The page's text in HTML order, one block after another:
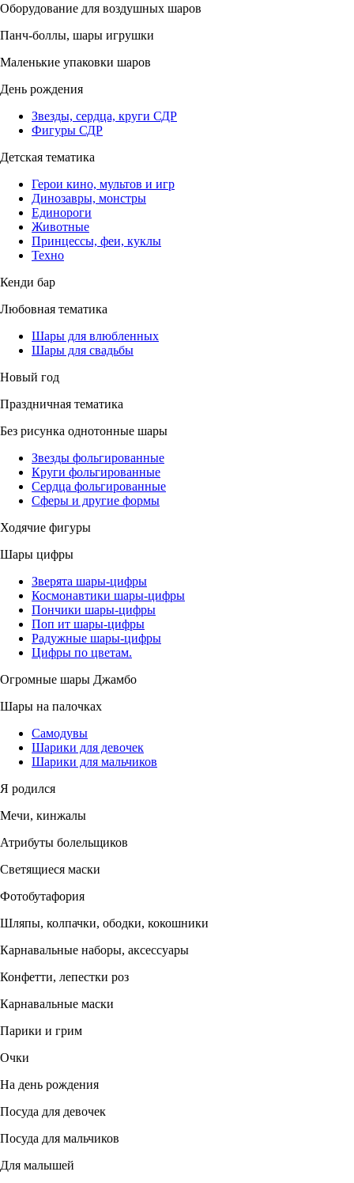
Оборудование для воздушных шаров
Панч-боллы, шары игрушки
Маленькие упаковки шаров
День рождения
Звезды, сердца, круги СДР
Фигуры СДР
Детская тематика
Герои кино, мультов и игр
Динозавры, монстры
Единороги
Животные
Принцессы, феи, куклы
Техно
Кенди бар
Любовная тематика
Шары для влюбленных
Шары для свадьбы
Новый год
Праздничная тематика
Без рисунка однотонные шары
Звезды фольгированные
Круги фольгированные
Сердца фольгированные
Сферы и другие формы
Ходячие фигуры
Шары цифры
Зверята шары-цифры
Космонавтики шары-цифры
Пончики шары-цифры
Поп ит шары-цифры
Радужные шары-цифры
Цифры по цветам.
Огромные шары Джамбо
Шары на палочках
Самодувы
Шарики для девочек
Шарики для мальчиков
Я родился
Мечи, кинжалы
Атрибуты болельщиков
Светящиеся маски
Фотобутафория
Шляпы, колпачки, ободки, кокошники
Карнавальные наборы, аксессуары
Конфетти, лепестки роз
Карнавальные маски
Парики и грим
Очки
На день рождения
Посуда для девочек
Посуда для мальчиков
Для малышей